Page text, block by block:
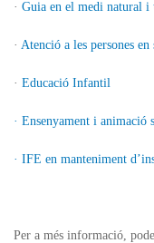
· Guia en el medi natural i
· Atenció a les persones
· Educació Infantil
· Ensenyament i animació
· IFE en manteniment
Per a més informació,